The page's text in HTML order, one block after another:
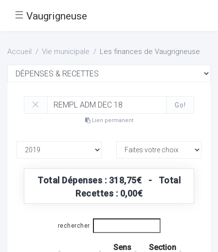
☰ Vaugrigneuse
Accueil Vie municipale Les finances de Vaugrigneuse
Go!
Lien permanent
Total Dépenses : 318,75€ - Total
Recettes : 0,00€
rechercher
Sens
Section